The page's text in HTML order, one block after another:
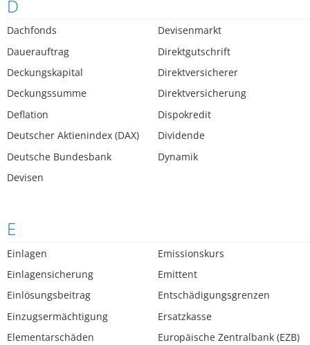
D
Dachfonds
Dauerauftrag
Deckungskapital
Deckungssumme
Deflation
Deutscher Aktienindex (DAX)
Deutsche Bundesbank
Devisen
Devisenmarkt
Direktgutschrift
Direktversicherer
Direktversicherung
Dispokredit
Dividende
Dynamik
E
Einlagen
Einlagensicherung
Einlösungsbeitrag
Einzugsermächtigung
Elementarschäden
Emissionskurs
Emittent
Entschädigungsgrenzen
Ersatzkasse
Europäische Zentralbank (EZB)